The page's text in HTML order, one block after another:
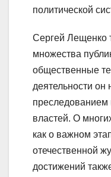
политической
Сергей Лещенко
множества
общественные
деятельности он
преследованием
властей. О
как о важном
отечественной
достижений